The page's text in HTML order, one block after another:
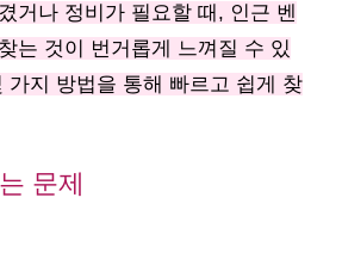
거나 정비가 필요할 때, 인근 벤
는 것이 번거롭게 느껴질 수 있
가지 방법을 통해 빠르고 쉽게 찾
문제